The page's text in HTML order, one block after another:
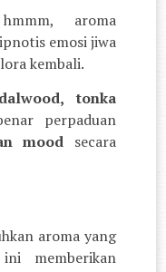
aroma
emosi jiwa
kembali.
tonka
perpaduan
mood secara
aroma yang
memberikan